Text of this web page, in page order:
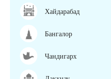
Хайдарабад
Бангалор
Чандигарх